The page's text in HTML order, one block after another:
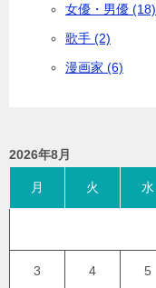
女優・男優 (18)
歌手 (2)
漫画家 (6)
2026年8月
月 火 水
3 4 5